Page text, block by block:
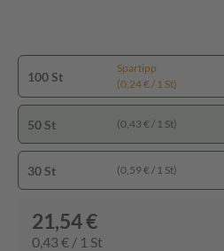
100 St
Spartipp
(0,24 € / 1 St)
50 St (0,43 € / 1 St)
30 St (0,59 € / 1 St)
21,54 €
0,43 € / 1 St